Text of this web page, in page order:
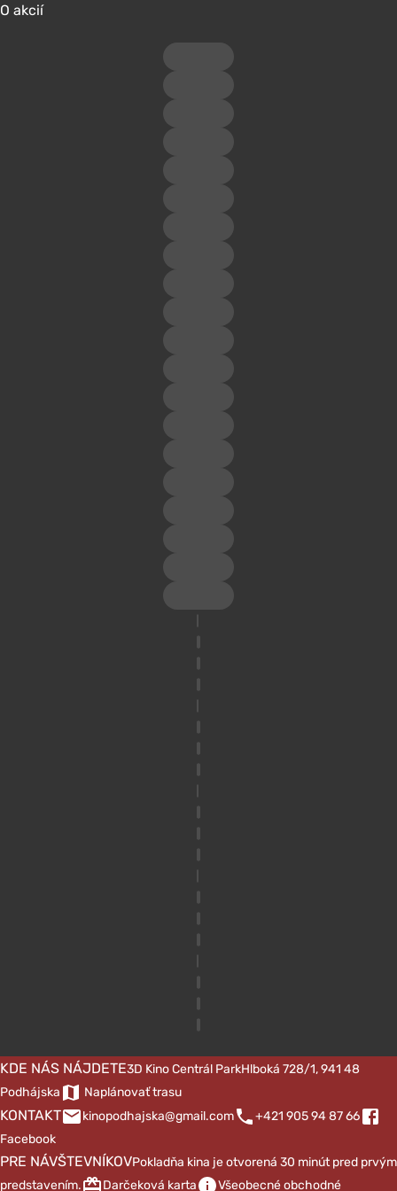
O akcií
KDE NÁS NÁJDETE3D Kino Centrál ParkHlboká 728/1, 941 48
Podhájska
Naplánovať trasu
KONTAKT kinopodhajska@gmail.com
+421 905 94 87 66
Facebook
PRE NÁVŠTEVNÍKOVPokladňa kina je otvorená 30 minút pred prvým
predstavením.
Darčeková karta Všeobecné obchodné